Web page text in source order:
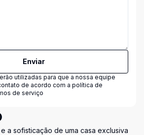
Enviar
utilizadas para que a nossa equipe
de acordo com a política de
de serviço
a sofisticação de uma casa exclusiva